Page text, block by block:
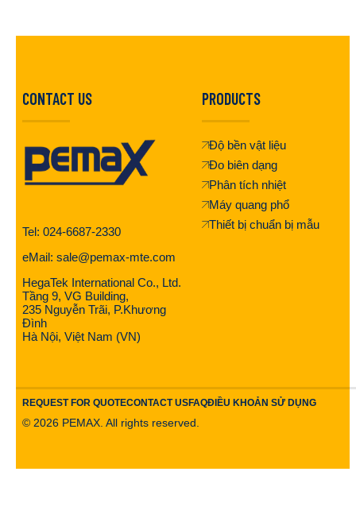
CONTACT US
Tel: 024-6687-2330
eMail: sale@pemax-mte.com
HegaTek International Co., Ltd.
Tầng 9, VG Building,
235 Nguyễn Trãi, P.Khương
Đình
Hà Nội, Việt Nam (VN)
PRODUCTS
Độ bền vật liệu
Đo biên dạng
Phân tích nhiệt
Máy quang phổ
Thiết bị chuẩn bị mẫu
REQUEST FOR QUOTECONTACT USFAQĐIỀU KHOẢN SỬ DỤNG
© 2026 PEMAX. All rights reserved.